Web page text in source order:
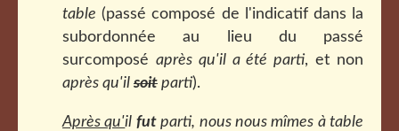
table (passé composé de l'indicatif dans la
subordonnée au lieu du passé
surcomposé après qu'il a été parti, et non
après qu'il soit parti).
Après qu'il futparti, nous nous mîmes à table